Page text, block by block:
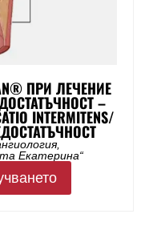
ПРИ ЛЕЧЕНИЕ
–
INTERMITENS/
Екатерина“